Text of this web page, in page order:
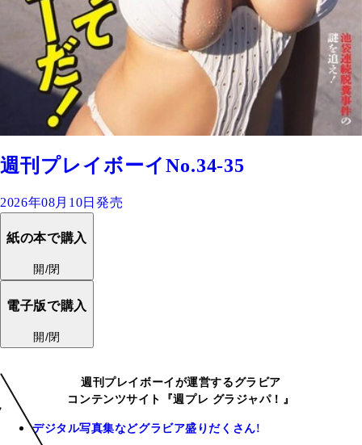
週刊プレイボーイNo.34-35
2026年08月10日発売
紙の本で購入
開/閉
電子版で購入
開/閉
週刊プレイボーイが運営するグラビア
コンテンツサイト『週プレ グラジャパ！』
デジタル写真集などグラビア盛りだくさん!